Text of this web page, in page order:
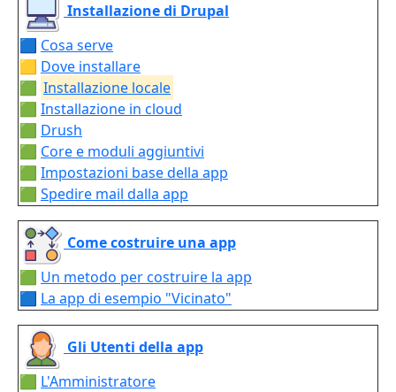
Installazione di Drupal
🟦 Cosa serve
🟨 Dove installare
🟩 Installazione locale
🟩 Installazione in cloud
🟩 Drush
🟩 Core e moduli aggiuntivi
🟩 Impostazioni base della app
🟩 Spedire mail dalla app
Come costruire una app
🟩 Un metodo per costruire la app
🟦 La app di esempio "Vicinato"
Gli Utenti della app
🟩 L'Amministratore